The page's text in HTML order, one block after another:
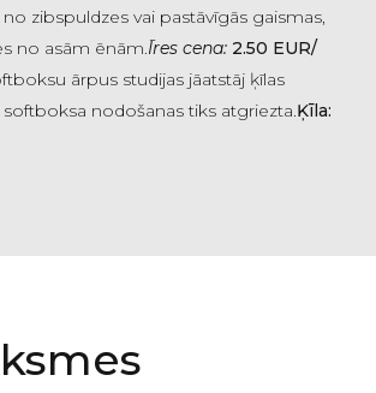
zibspuldzes vai pastāvīgās gaismas,
no asām ēnām.Īres cena: 2.50 EUR/
ārpus studijas jāatstāj ķīlas
nodošanas tiks atgriezta.Ķīla: